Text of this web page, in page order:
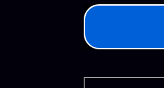
Fotografía:
Distribuidora: